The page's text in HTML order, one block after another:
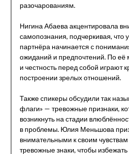
разочарованиям.
Нигина Абаева акцентировала
самопознания, подчеркивая, что
партнёра начинается с
ожиданий и предпочтений. По её
и честность перед собой играют
построении зрелых отношений.
Также спикеры обсудили так
флаги» — тревожные признаки,
возникнуть на стадии
в проблемы. Юлия Меньшова
внимательными к своим
тревожные знаки, чтобы